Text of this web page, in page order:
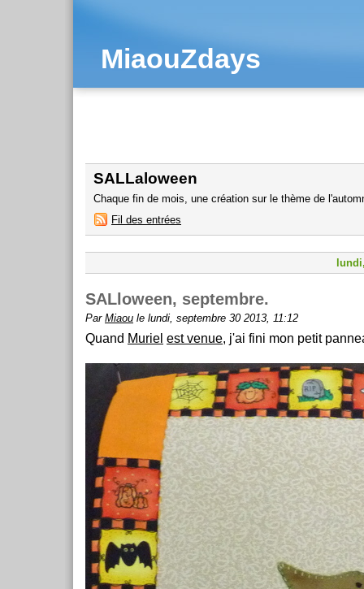
MiaouZdays
SALLaloween
Chaque fin de mois, une création sur le thème de
Fil des entrées
SALloween, septembre.
Par Miaou le lundi, septembre 30 2013, 11:12
Quand Muriel est venue, j'ai fini mon petit